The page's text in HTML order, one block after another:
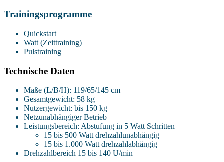
Trainingsprogramme
Quickstart
Watt (Zeittraining)
Pulstraining
Technische Daten
Maße (L/B/H): 119/65/145 cm
Gesamtgewicht: 58 kg
Nutzergewicht: bis 150 kg
Netzunabhängiger Betrieb
Leistungsbereich: Abstufung in 5 Watt Schritten
15 bis 500 Watt drehzahlunabhängig
15 bis 1.000 Watt drehzahlabhängig
Drehzahlbereich 15 bis 140 U/min